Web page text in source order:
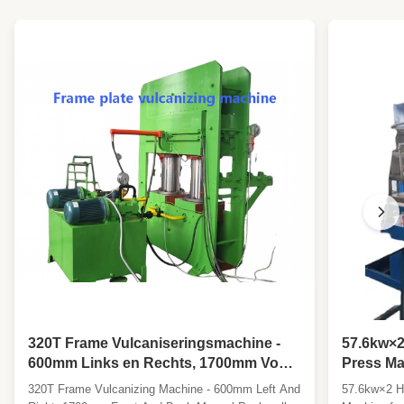
320T Frame Vulcaniseringsmachine -
600mm Links en Rechts, 1700mm Voor
en Achter Handmatige Push-Pull Mold
320T Frame Vulcanizing Machine - 600mm Left And
Press
Plunger
57.6kw×2